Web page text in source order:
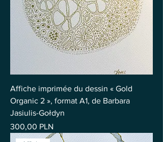
Affiche imprimée du dessin « Gold
Organic 2 », format A1, de Barbara
Jasiulis-Gołdyn
Prix
300,00 PLN